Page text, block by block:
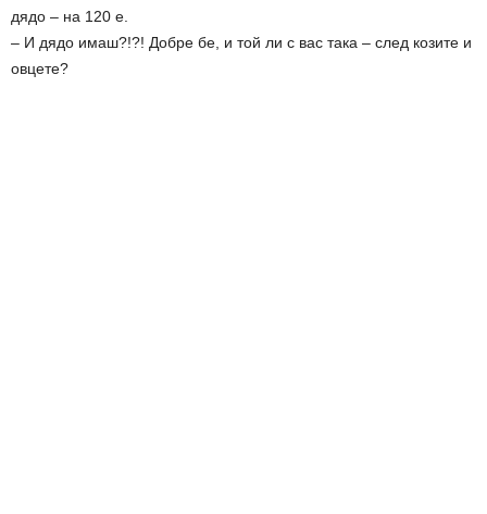
дядо – на 120 е.
– И дядо имаш?!?! Добре бе, и той ли с вас така – след козите и
овцете?